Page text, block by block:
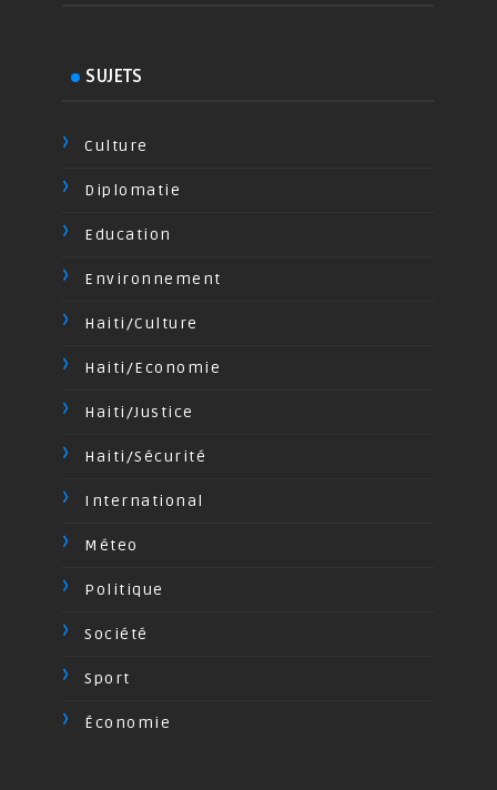
SUJETS
Culture
Diplomatie
Education
Environnement
Haiti/Culture
Haiti/Economie
Haiti/Justice
Haiti/Sécurité
International
Méteo
Politique
Société
Sport
Économie